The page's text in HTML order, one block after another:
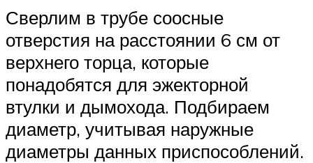
Сверлим в трубе соосные
отверстия на расстоянии 6 см от
верхнего торца, которые
понадобятся для эжекторной
втулки и дымохода. Подбираем
диаметр, учитывая наружные
диаметры данных приспособлений.